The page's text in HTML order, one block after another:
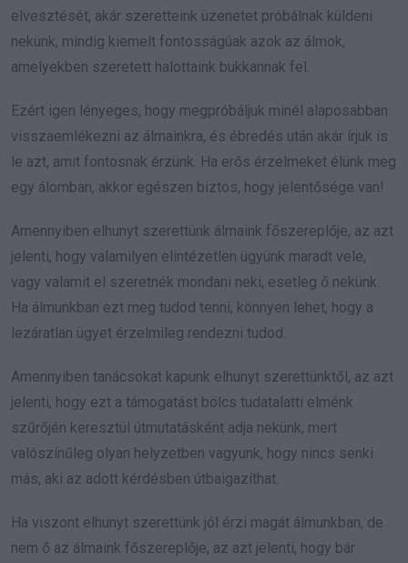
elvesztését, akár szeretteink üzenetet próbálnak küldeni
nekünk, mindig kiemelt fontosságúak azok az álmok,
amelyekben szeretett halottaink bukkannak fel.
Ezért igen lényeges, hogy megpróbáljuk minél alaposabban
visszaemlékezni az álmainkra, és ébredés után akár írjuk is
le azt, amit fontosnak érzünk. Ha erős érzelmeket élünk meg
egy álomban, akkor egészen biztos, hogy jelentősége van!
Amennyiben elhunyt szerettünk álmaink főszereplője, az azt
jelenti, hogy valamilyen elintézetlen ügyünk maradt vele,
vagy valamit el szeretnék mondani neki, esetleg ő nekünk.
Ha álmunkban ezt meg tudod tenni, könnyen lehet, hogy a
lezáratlan ügyet érzelmileg rendezni tudod.
Amennyiben tanácsokat kapunk elhunyt szerettünktől, az azt
jelenti, hogy ezt a támogatást bölcs tudatalatti elménk
szűrőjén keresztül útmutatásként adja nekünk, mert
valószínűleg olyan helyzetben vagyunk, hogy nincs senki
más, aki az adott kérdésben útbaigazíthat.
Ha viszont elhunyt szerettünk jól érzi magát álmunkban, de
nem ő az álmaink főszereplője, az azt jelenti, hogy bár